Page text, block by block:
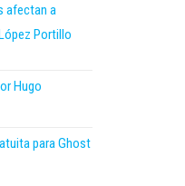
afectan a
Portillo
Hugo
para Ghost